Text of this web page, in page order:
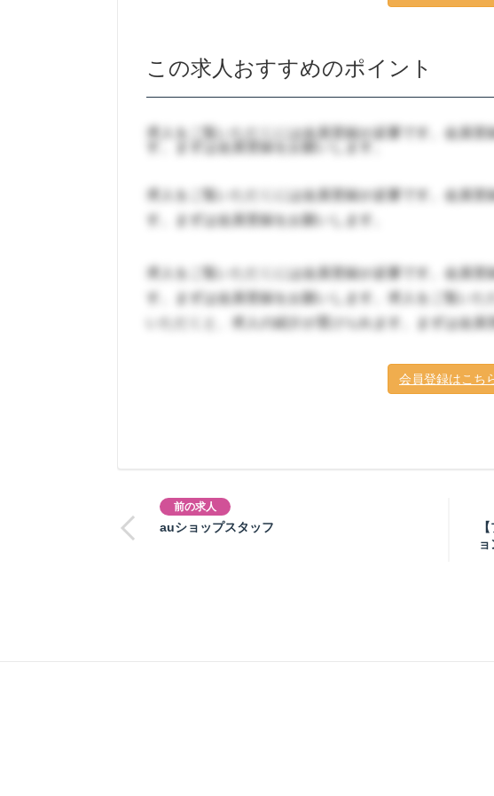
この求人おすすめのポイント
求人をご覧いただくには会員登録が必要です。会員
す。まずは会員登録をお願いします。
求人をご覧いただくには会員登録が必要です。会員
す。まずは会員登録をお願いします。
求人をご覧いただくには会員登録が必要です。会員
す。まずは会員登録をお願いします。求人をご覧い
いただくと、求人の紹介が受けられます。まずは会員
会員登録はこち
前の求人
auショップスタッフ